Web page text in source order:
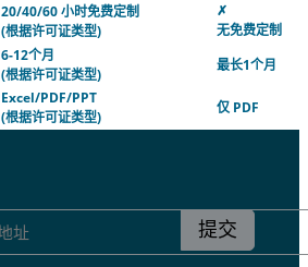
20/40/60 小时免费定制
(根据许可证类型)
✗
无免费定制
6-12个月
(根据许可证类型)
最长1个月
Excel/PDF/PPT
(根据许可证类型)
仅 PDF
提交